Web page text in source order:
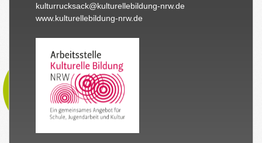
kulturrucksack@kulturellebildung-nrw.de
www.kulturellebildung-nrw.de